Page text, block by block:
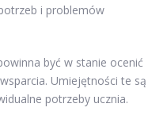
i problemów
być w stanie ocenić
Umiejętności te są
potrzeby ucznia.